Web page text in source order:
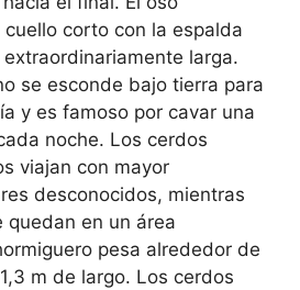
corto con la espalda
larga.
se esconde bajo tierra para
y es famoso por cavar una
noche. Los cerdos
viajan con mayor
desconocidos, mientras
quedan en un área
pesa alrededor de
m de largo. Los cerdos